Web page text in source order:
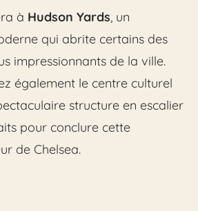
à Hudson Yards, un
qui abrite certains des
impressionnants de la ville.
également le centre culturel
structure en escalier
pour conclure cette
de Chelsea.